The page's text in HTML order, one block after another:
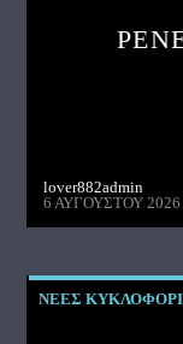
lover882admin
6 ΑΥΓΟΎΣΤΟΥ 2026
ΝΕΕΣ